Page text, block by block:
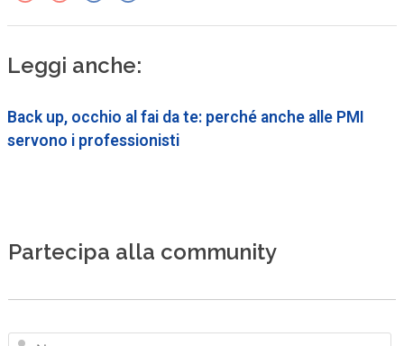
Leggi anche:
Back up, occhio al fai da te: perché anche alle PMI
servono i professionisti
Partecipa alla community